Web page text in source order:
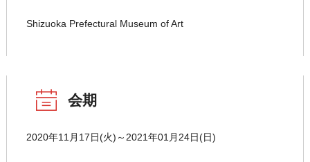
Shizuoka Prefectural Museum of Art
会期
2020年11月17日(火)～2021年01月24日(日)